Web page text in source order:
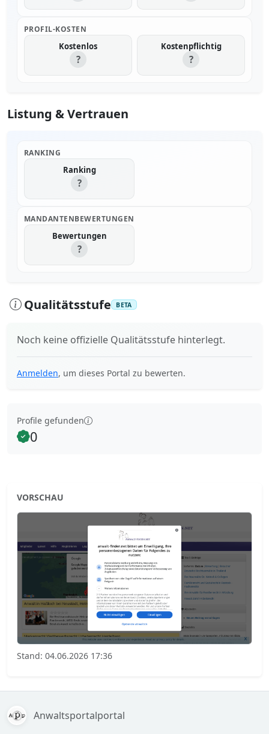
PROFIL-KOSTEN
Kostenlos
?
Kostenpflichtig
?
Listung & Vertrauen
RANKING
Ranking
?
MANDANTENBEWERTUNGEN
Bewertungen
?
Qualitätsstufe BETA
Noch keine offizielle Qualitätsstufe hinterlegt.
Anmelden, um dieses Portal zu bewerten.
Profile gefunden
0
VORSCHAU
Stand: 04.06.2026 17:36
Anwaltsportalportal